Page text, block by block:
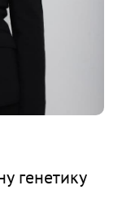
генетику